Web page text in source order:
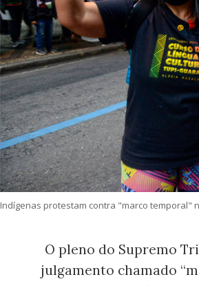
Indígenas protestam contra "marco temporal"
O pleno do Supremo
julgamento chamado